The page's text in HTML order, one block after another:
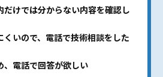
だけでは分からない内容を確認し
くいので、電話で技術相談をした
、電話で回答が欲しい